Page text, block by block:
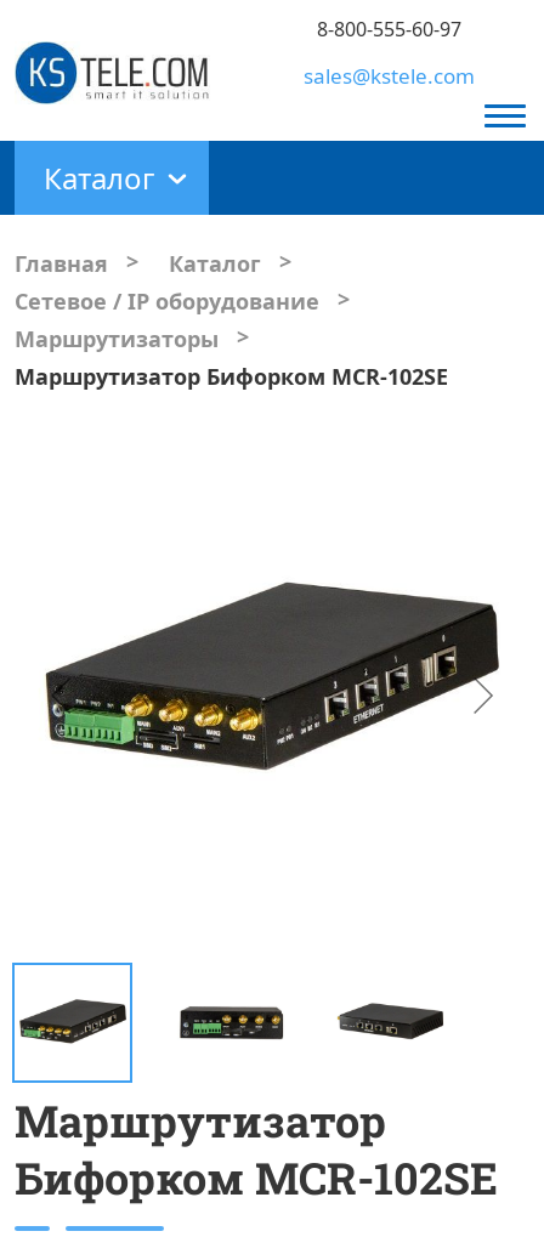
8-800-555-60-97
sales@kstele.com
Каталог
Главная > Каталог
>
Сетевое / IP оборудование
>
Маршрутизаторы
>
Маршрутизатор Бифорком MCR-102SE
Маршрутизатор
Бифорком MCR-102SE